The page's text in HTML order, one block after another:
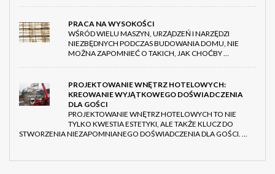
PRACA NA WYSOKOŚCI
WŚRÓD WIELU MASZYN, URZĄDZEŃ I NARZĘDZI
NIEZBĘDNYCH PODCZAS BUDOWANIA DOMU, NIE
MOŻNA ZAPOMNIEĆ O TAKICH, JAK CHOĆBY …
PROJEKTOWANIE WNĘTRZ HOTELOWYCH:
KREOWANIE WYJĄTKOWEGO DOŚWIADCZENIA
DLA GOŚCI
PROJEKTOWANIE WNĘTRZ HOTELOWYCH TO NIE
TYLKO KWESTIA ESTETYKI, ALE TAKŻE KLUCZ DO
STWORZENIA NIEZAPOMNIANEGO DOŚWIADCZENIA DLA GOŚCI. …